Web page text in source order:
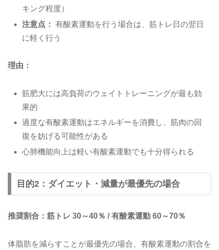
キング程度）
注意点： 有酸素運動を行う場合は、筋トレ日の翌日
に軽く行う
理由：
筋肥大には高負荷のウェイトトレーニングが最も効
果的
過度な有酸素運動はエネルギーを消費し、筋肉の回
復を妨げる可能性がある
心肺機能向上は軽い有酸素運動でも十分得られる
目的2：ダイエット・減量が最優先の場合
推奨割合：筋トレ 30～40％ / 有酸素運動 60～70％
体脂肪を減らすことが最優先の場合、有酸素運動の割合を